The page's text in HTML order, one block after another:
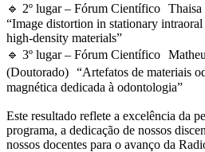
🔹 2º lugar – Fórum Científico
“Image distortion in stationary
high-density materials”
🔹 3º lugar – Fórum Científico
(Doutorado) “Artefatos de materiais
magnética dedicada à odontologia”
Este resultado reflete a excelência da
programa, a dedicação de nossos
nossos docentes para o avanço da